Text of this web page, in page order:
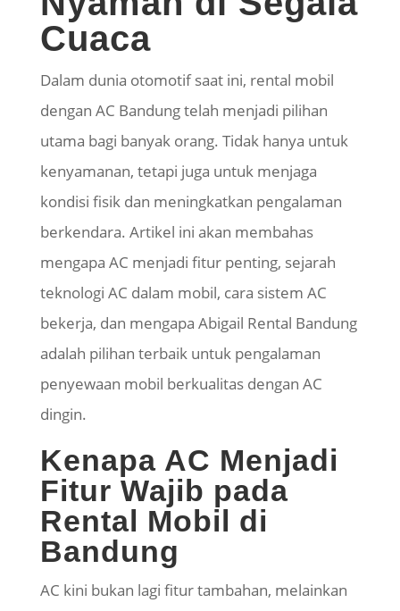
Cuaca
Dalam dunia otomotif saat ini, rental mobil
dengan AC Bandung telah menjadi pilihan
utama bagi banyak orang. Tidak hanya untuk
kenyamanan, tetapi juga untuk menjaga
kondisi fisik dan meningkatkan pengalaman
berkendara. Artikel ini akan membahas
mengapa AC menjadi fitur penting, sejarah
teknologi AC dalam mobil, cara sistem AC
bekerja, dan mengapa Abigail Rental Bandung
adalah pilihan terbaik untuk pengalaman
penyewaan mobil berkualitas dengan AC
dingin.
Kenapa AC Menjadi
Fitur Wajib pada
Rental Mobil di
Bandung
AC kini bukan lagi fitur tambahan, melainkan